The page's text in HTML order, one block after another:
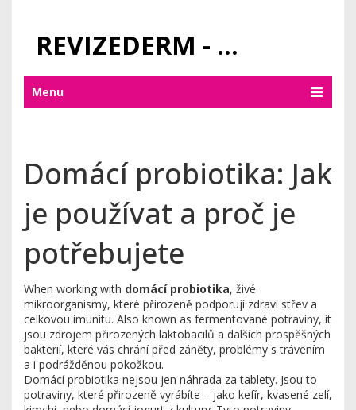
REVIZEDERM - PÉČE O KŮŽI A KOSMETIKA
Menu
Domácí probiotika: Jak
je používat a proč je
potřebujete
When working with domácí probiotika, živé
mikroorganismy, které přirozeně podporují zdraví střev a
celkovou imunitu. Also known as fermentované potraviny, it
jsou zdrojem přirozených laktobacilů a dalších prospěšných
bakterií, které vás chrání před záněty, problémy s trávením
a i podrážděnou pokožkou.
Domácí probiotika nejsou jen náhrada za tablety. Jsou to
potraviny, které přirozeně vyrábíte – jako kefír, kvasené zelí,